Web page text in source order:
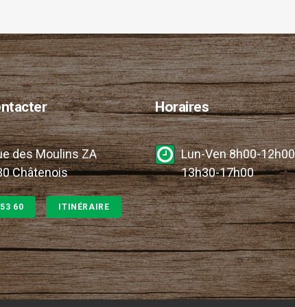
des Moulins ZA
Châtenois
60 ITINÉRAIRE
Horaires
Lun-Ven 8h00-
13h30-17h00